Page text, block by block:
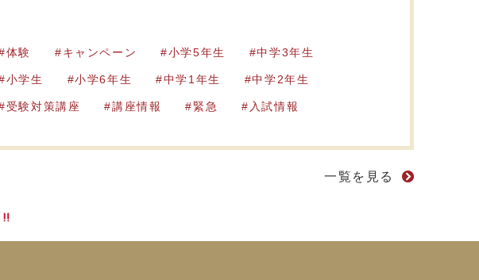
体験 キャンペーン 小学5年生 中学3年生
小学生 小学6年生 中学1年生 中学2年生
受験対策講座 講座情報 緊急 入試情報
一覧を見る